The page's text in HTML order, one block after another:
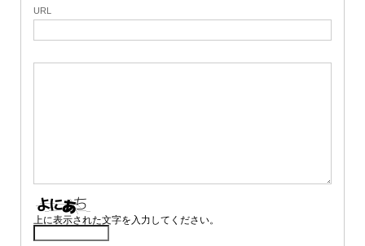
URL
上に表示された文字を入力してください。